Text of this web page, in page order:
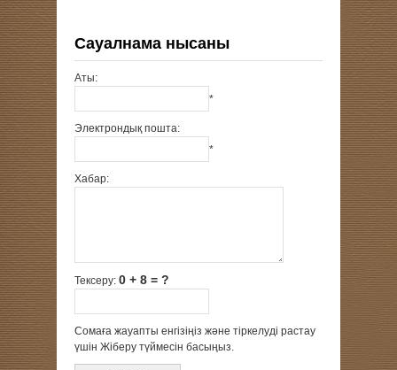
Сауалнама нысаны
Аты:
*
Электрондық пошта:
*
Хабар:
Тексеру: 0 + 8 = ?
Сомаға жауапты енгізіңіз және тіркелуді растау
үшін Жіберу түймесін басыңыз.